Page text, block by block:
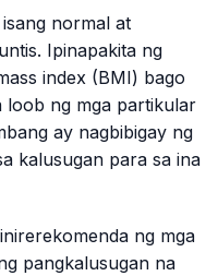
normal at
Ipinapakita ng
index (BMI) bago
loob ng mga partikular
ay nagbibigay ng
kalusugan para sa ina
ng mga
pangkalusugan na